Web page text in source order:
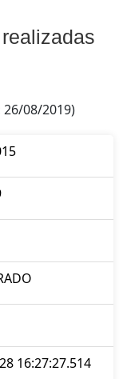
08/2019)
16:27:27.514